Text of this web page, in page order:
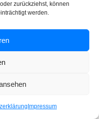
zurückziehst, können
werden.
Impressum